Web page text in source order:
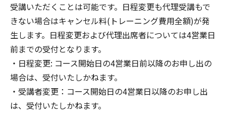
受講いただくことは可能です。日程変更も代理受講もで
きない場合はキャンセル料(トレーニング費用全額)が発
生します。日程変更および代理出席者については4営業日
前までの受付となります。
日程変更: コース開始日の4営業日前以降のお申し出の
場合は、受付いたしかねます。
受講者変更：コース開始日の4営業日以降のお申し出
は、受付いたしかねます。